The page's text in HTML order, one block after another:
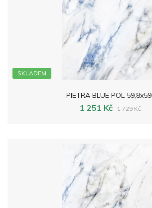
SKLADEM
PIETRA BLUE POL
1 251 Kč 1 729 Kč